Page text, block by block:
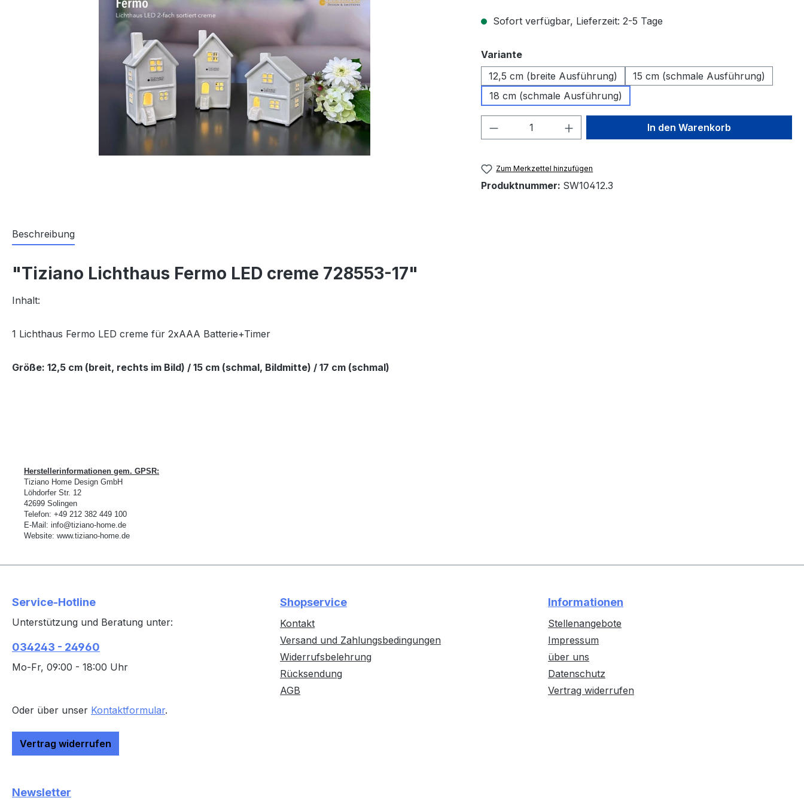
Sofort verfügbar, Lieferzeit: 2-5 Tage
Varianteauswählen
12,5 cm (breite Ausführung)
15 cm (schmale Ausführung)
18 cm (schmale Ausführung)
Produkt Anzahl: Gib den gewünschten Wert
In den Warenkorb
Zum Merkzettel hinzufügen
Produktnummer: SW10412.3
Beschreibung
"Tiziano Lichthaus Fermo LED creme 728553-17"
Inhalt:
1 Lichthaus Fermo LED creme für 2xAAA Batterie+Timer
Größe: 12,5 cm (breit, rechts im Bild) / 15 cm (schmal, Bildmitte) / 17 cm (schmal)
Herstellerinformationen gem. GPSR:
Tiziano Home Design GmbH
öhdorfer Str. 12
42699 Solingen
Telefon: +49 212 382 449 100
E-Mail: info@tiziano-home.de
Website: www.tiziano-home.de
Service-Hotline
Unterstützung und Beratung unter:
034243 - 24960
Mo-Fr, 09:00 - 18:00 Uhr
Oder über unser Kontaktformular.
Vertrag widerrufen
Shopservice
Kontakt
Versand und Zahlungsbedingungen
Widerrufsbelehrung
Rücksendung
AGB
Informationen
Stellenangebote
Impressum
über uns
Datenschutz
Vertrag widerrufen
Newsletter